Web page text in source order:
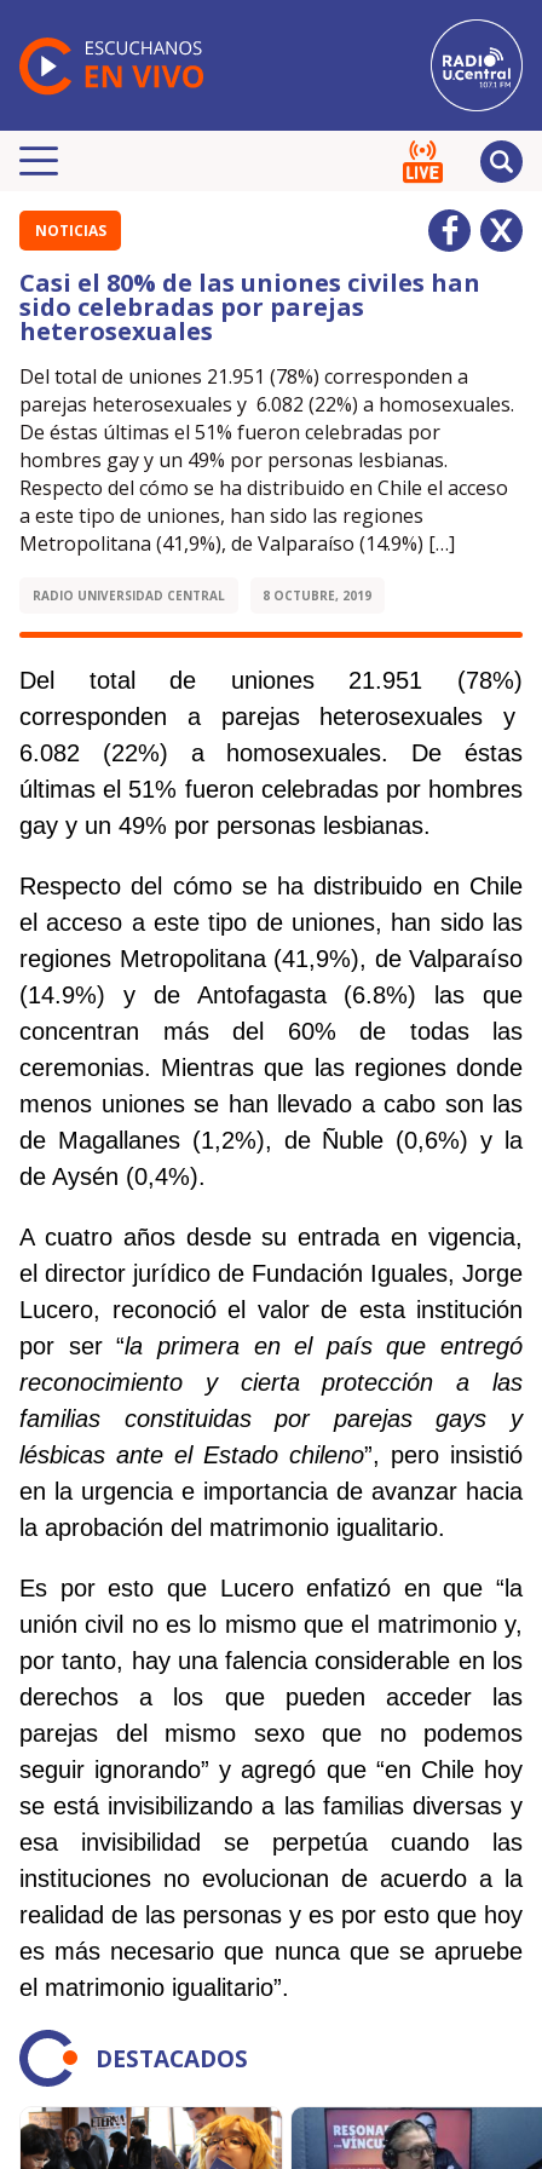
NOTICIAS
Casi el 80% de las uniones civiles han
sido celebradas por parejas
heterosexuales
Del total de uniones 21.951 (78%) corresponden a
parejas heterosexuales y 6.082 (22%) a homosexuales.
De éstas últimas el 51% fueron celebradas por
hombres gay y un 49% por personas lesbianas.
Respecto del cómo se ha distribuido en Chile el acceso
a este tipo de uniones, han sido las regiones
Metropolitana (41,9%), de Valparaíso (14.9%) […]
RADIO UNIVERSIDAD CENTRAL 8 OCTUBRE, 2019
Del total de uniones 21.951 (78%)
corresponden a parejas heterosexuales y
6.082 (22%) a homosexuales. De éstas
últimas el 51% fueron celebradas por hombres
gay y un 49% por personas lesbianas.
Respecto del cómo se ha distribuido en Chile
el acceso a este tipo de uniones, han sido las
regiones Metropolitana (41,9%), de Valparaíso
(14.9%) y de Antofagasta (6.8%) las que
concentran más del 60% de todas las
ceremonias. Mientras que las regiones donde
menos uniones se han llevado a cabo son las
de Magallanes (1,2%), de Ñuble (0,6%) y la
de Aysén (0,4%).
A cuatro años desde su entrada en vigencia,
el director jurídico de Fundación Iguales, Jorge
Lucero, reconoció el valor de esta institución
por ser “la primera en el país que entregó
reconocimiento y cierta protección a las
familias constituidas por parejas gays y
lésbicas ante el Estado chileno”, pero insistió
en la urgencia e importancia de avanzar hacia
la aprobación del matrimonio igualitario.
Es por esto que Lucero enfatizó en que “la
unión civil no es lo mismo que el matrimonio y,
por tanto, hay una falencia considerable en los
derechos a los que pueden acceder las
parejas del mismo sexo que no podemos
seguir ignorando” y agregó que “en Chile hoy
se está invisibilizando a las familias diversas y
esa invisibilidad se perpetúa cuando las
instituciones no evolucionan de acuerdo a la
realidad de las personas y es por esto que hoy
es más necesario que nunca que se apruebe
el matrimonio igualitario”.
DESTACADOS